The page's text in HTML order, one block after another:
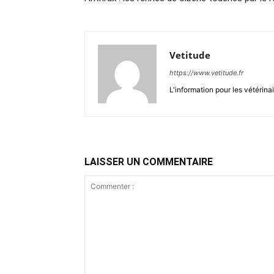
Vetitude
https://www.vetitude.fr
L'information pour les
LAISSER UN COMMENTAIRE